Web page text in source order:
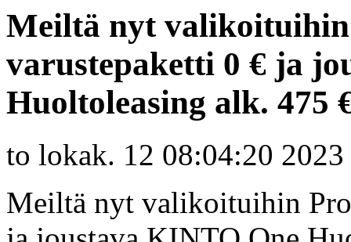
Meiltä nyt
varustepaketti 0 € ja
Huoltoleasing alk. 475
to lokak. 12 08:04:20 2023
Meiltä nyt valikoituihin